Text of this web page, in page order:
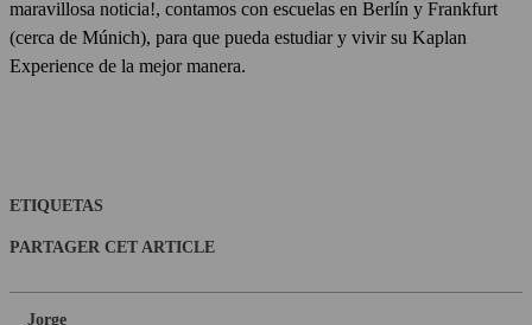
maravillosa noticia!, contamos con escuelas en Berlín y Frankfurt
(cerca de Múnich), para que pueda estudiar y vivir su Kaplan
Experience de la mejor manera.
ETIQUETAS
PARTAGER CET ARTICLE
Jorge